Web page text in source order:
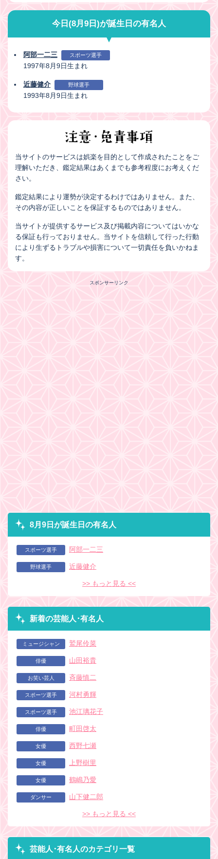
今日(8月9日)が誕生日の有名人
阿部一二三 スポーツ選手
1997年8月9日生まれ
近藤健介 野球選手
1993年8月9日生まれ
当サイトのサービスは娯楽を目的として作成されたことをご
理解いただき、鑑定結果はあくまでも参考程度にお考えくだ
さい。
鑑定結果により運勢が決定するわけではありません。また、
その内容が正しいことを保証するものではありません。
当サイトが提供するサービス及び掲載内容についてはいかな
る保証も行っておりません。当サイトを信頼して行った行動
により生ずるトラブルや損害について一切責任を負いかねま
す。
スポンサーリンク
8月9日が誕生日の有名人
スポーツ選手 阿部一二三
野球選手 近藤健介
>> もっと見る <<
新着の芸能人･有名人
ミュージシャン 鷲尾伶菜
俳優 山田裕貴
お笑い芸人 斉藤慎二
スポーツ選手 河村勇輝
スポーツ選手 池江璃花子
俳優 町田啓太
女優 西野七瀬
女優 上野樹里
女優 鶴嶋乃愛
ダンサー 山下健二郎
>> もっと見る <<
芸能人･有名人のカテゴリ一覧